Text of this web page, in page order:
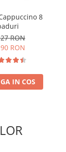
8
RON
RON
IN COS